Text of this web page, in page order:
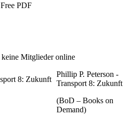
Free PDF
Mitglieder online
Phillip P. Peterson -
Transport 8: Zukunft
(BoD – Books on
Demand)